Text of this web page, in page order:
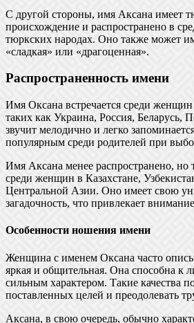
С другой стороны, имя Аксана имеет
происхождение и распространено в
тюркских народах. Оно также может
«сладкая» или «драгоценная».
Распространенность имени
Имя Оксана встречается среди
таких как Украина, Россия, Беларусь,
звучит мелодично и легко
популярным среди родителей при
Имя Аксана менее распространено, но
среди женщин в Казахстане,
Центральной Азии. Оно имеет свою
загадочность, что привлекает
Особенности ношения имени
Женщина с именем Оксана часто
яркая и общительная. Она способна к
сильным характером. Такие качества
поставленных целей и преодолевать
Аксана, в свою очередь, обычно